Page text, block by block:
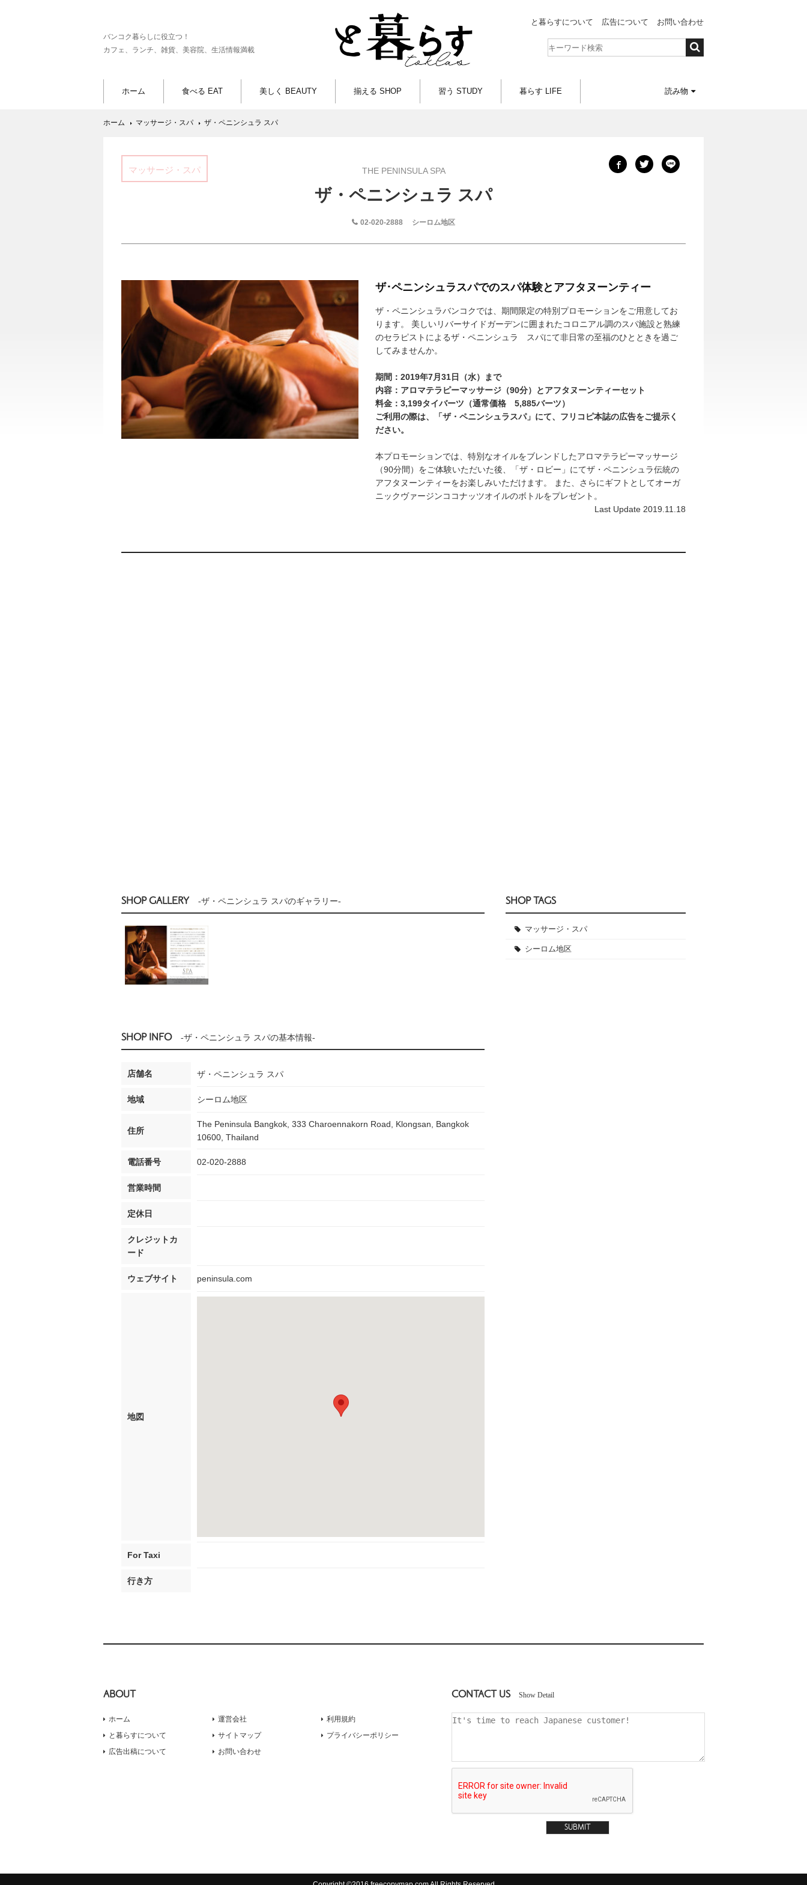
バンコク暮らしに役立つ！
カフェ、ランチ、雑貨、美容院、生活情報満載
と暮らすについて 広告について お問い合わせ
ホーム 食べる EAT 美しく BEAUTY 揃える SHOP 習う STUDY 暮らす LIFE 読み物
ホーム マッサージ・スパ ザ・ペニンシュラ スパ
マッサージ・スパ THE PENINSULA SPA
ザ・ペニンシュラ スパ
02-020-2888 シーロム地区
ザ･ペニンシュラスパでのスパ体験とアフタヌーンティー
ザ・ペニンシュラバンコクでは、期間限定の特別プロモーションをご用意してお
ります。 美しいリバーサイドガーデンに囲まれたコロニアル調のスパ施設と熟練
のセラピストによるザ・ペニンシュラ スパにて非日常の至福のひとときを過ご
してみませんか。
期間：2019年7月31日（水）まで
内容：アロマテラピーマッサージ（90分）とアフタヌーンティーセット
料金：3,199タイバーツ（通常価格 5,885バーツ）
ご利用の際は、「ザ・ペニンシュラスパ」にて、フリコピ本誌の広告をご提示く
ださい。
本プロモーションでは、特別なオイルをブレンドしたアロマテラピーマッサージ
（90分間）をご体験いただいた後、「ザ・ロビー」にてザ・ペニンシュラ伝統の
アフタヌーンティーをお楽しみいただけます。 また、さらにギフトとしてオーガ
ニックヴァージンココナッツオイルのボトルをプレゼント。
Last Update 2019.11.18
SHOP GALLERY -ザ・ペニンシュラ スパのギャラリー-
SHOP INFO -ザ・ペニンシュラ スパの基本情報-
店舗名 ザ・ペニンシュラ スパ
地域 シーロム地区
住所
The Peninsula Bangkok, 333 Charoennakorn Road, Klongsan, Bangkok
10600, Thailand
電話番号 02-020-2888
営業時間
定休日
クレジットカ
ード
ウェブサイト peninsula.com
地図
For Taxi
行き方
SHOP TAGS
マッサージ・スパ
シーロム地区
ABOUT
ホーム
と暮らすについて
広告出稿について
運営会社
サイトマップ
お問い合わせ
利用規約
プライバシーポリシー
CONTACT US Show Detail